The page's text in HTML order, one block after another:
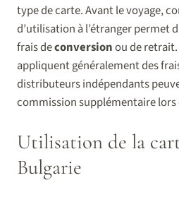
type de carte. Avant le voyage,
d’utilisation à l’étranger permet
frais deconversionou de
appliquent généralement des
distributeurs indépendants
commission supplémentaire
Utilisation de la
Bulgarie